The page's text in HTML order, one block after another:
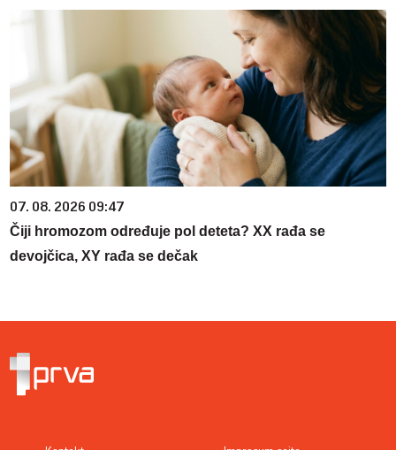
07. 08. 2026 09:47
Čiji hromozom određuje pol deteta? XX rađa se
devojčica, XY rađa se dečak